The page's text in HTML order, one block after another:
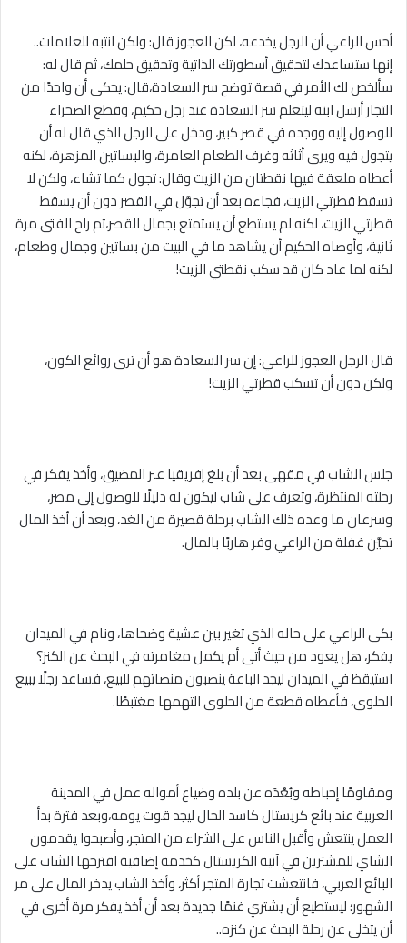
أحس الراعي أن الرجل يخدعه، لكن العجوز قال: ولكن انتبه للعلامات..
إنها ستساعدك لتحقيق أسطورتك الذاتية وتحقيق حلمك، ثم قال له:
سألخص لك الأمر في قصة توضح سر السعادة،قال: يحكى أن واحدًا من
التجار أرسل ابنه ليتعلم سر السعادة عند رجل حكيم، وقطع الصحراء
للوصول إليه ووجده في قصر كبير، ودخل على الرجل الذي قال له أن
يتجول فيه ويرى أثاثه وغرف الطعام العامرة، والبساتين المزهرة، لكنه
أعطاه ملعقة فيها نقطتان من الزيت وقال: تجول كما تشاء، ولكن لا
تسقط قطرتي الزيت، فجاءه بعد أن تجوَّل في القصر دون أن يسقط
قطرتي الزيت، لكنه لم يستطع أن يستمتع بجمال القصر،ثم راح الفتى مرة
ثانية، وأوصاه الحكيم أن يشاهد ما في البيت من بساتين وجمال وطعام،
لكنه لما عاد كان قد سكب نقطتي الزيت!
قال الرجل العجوز للراعي: إن سر السعادة هو أن ترى روائع الكون،
ولكن دون أن تسكب قطرتي الزيت!
جلس الشاب في مقهى بعد أن بلغ إفريقيا عبر المضيق، وأخذ يفكر في
رحلته المنتظرة، وتعرف على شاب ليكون له دليلًا للوصول إلى مصر،
وسرعان ما وعده ذلك الشاب برحلة قصيرة من الغد، وبعد أن أخذ المال
تحيَّن غفلة من الراعي وفر هاربًا بالمال.
بكى الراعي على حاله الذي تغير بين عشية وضحاها، ونام في الميدان
يفكر، هل يعود من حيث أتى أم يكمل مغامرته في البحث عن الكنز؟
استيقظ في الميدان ليجد الباعة ينصبون منصاتهم للبيع، فساعد رجلًا يبيع
الحلوى، فأعطاه قطعة من الحلوى التهمها مغتبطًا.
ومقاومًا إحباطه وبُعْدَه عن بلده وضياع أمواله عمل في المدينة
العربية عند بائع كريستال كاسد الحال ليجد قوت يومه،وبعد فترة بدأ
العمل ينتعش وأقبل الناس على الشراء من المتجر، وأصبحوا يقدمون
الشاي للمشترين في آنية الكريستال كخدمة إضافية اقترحها الشاب على
البائع العربي، فانتعشت تجارة المتجر أكثر، وأخذ الشاب يدخر المال على مر
الشهور؛ ليستطيع أن يشتري غنمًا جديدة بعد أن أخذ يفكر مرة أخرى في
أن يتخلى عن رحلة البحث عن كنزه..